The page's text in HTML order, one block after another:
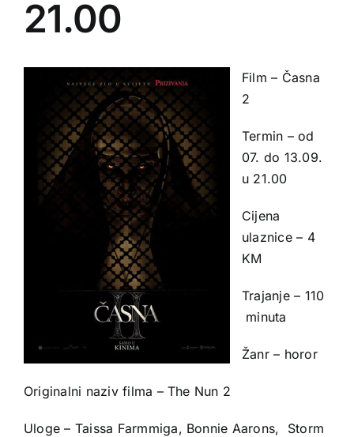
21.00
Film – Časna
2
Termin – od
07. do 13.09.
u 21.00
Cijena
ulaznice – 4
KM
Trajanje – 110
minuta
Žanr – horor
Originalni naziv filma – The Nun 2
Uloge – Taissa Farmmiga, Bonnie Aarons, Storm